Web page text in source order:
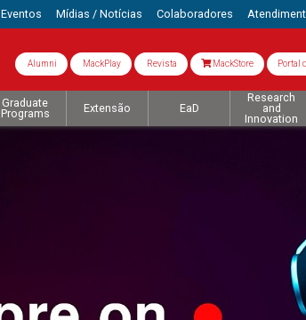
Eventos Mídias / Notícias Colaboradores
Alumni MackPlay Revista MackStore Portal
Graduate
Programs
Extensão EaD
Research
and
Innovation